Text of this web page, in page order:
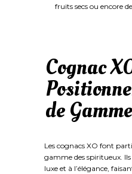
fruits secs ou encore
Cognac
de Gamme
Les cognacs XO font
gamme des spiritueux.
luxe et à l’élégance,